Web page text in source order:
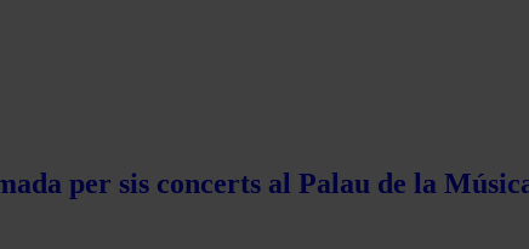
per sis concerts al Palau de la